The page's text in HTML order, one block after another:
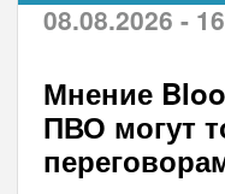
08.08.2026 -
Мнение
ПВО могут